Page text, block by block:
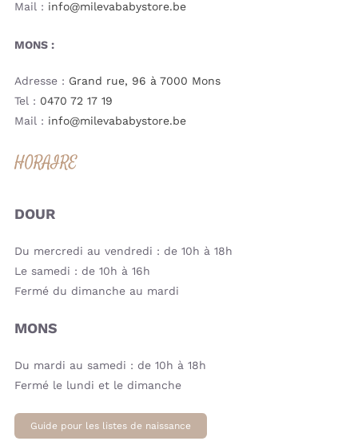
Mail : info@milevababystore.be
MONS :
Adresse : Grand rue, 96 à 7000 Mons
Tel : 0470 72 17 19
Mail : info@milevababystore.be
HORAIRE
DOUR
Du mercredi au vendredi : de 10h à 18h
Le samedi : de 10h à 16h
Fermé du dimanche au mardi
MONS
Du mardi au samedi : de 10h à 18h
Fermé le lundi et le dimanche
Guide pour les listes de naissance